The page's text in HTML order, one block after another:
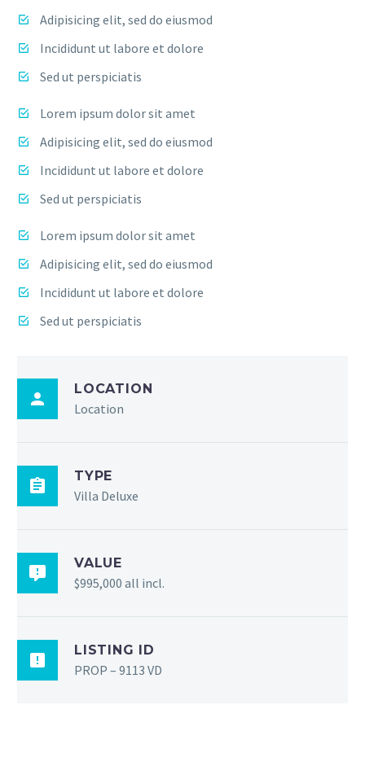
Adipisicing elit, sed do eiusmod
Incididunt ut labore et dolore
Sed ut perspiciatis
Lorem ipsum dolor sit amet
Adipisicing elit, sed do eiusmod
Incididunt ut labore et dolore
Sed ut perspiciatis
Lorem ipsum dolor sit amet
Adipisicing elit, sed do eiusmod
Incididunt ut labore et dolore
Sed ut perspiciatis
LOCATION
Location
TYPE
Villa Deluxe
VALUE
$995,000 all incl.
LISTING ID
PROP – 9113 VD